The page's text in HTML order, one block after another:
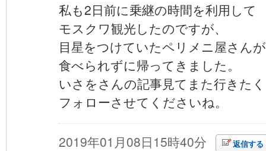
私も2日前に乗継の時間を利用して
モスクワ観光したのですが、
目星をつけていたペリメニ屋さん
食べられずに帰ってきました。
いさをさんの記事見てまた行きた
フォローさせてくださいね。
2019年01月08日15時40分 返信する